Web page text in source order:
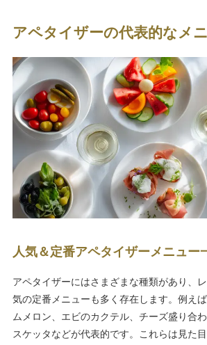
アペタイザーの代表的なメ
人気＆定番アペタイザーメニュー
アペタイザーにはさまざまな種類があり、
気の定番メニューも多く存在します。例え
ムメロン、エビのカクテル、チーズ盛り合
スケッタなどが代表的です。これらは見た